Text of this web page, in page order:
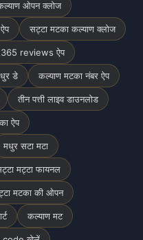
ओपन क्लोज
सट्टा मटका कल्याण क्लोज
reviews ऐप
डे कल्याण मटका नंबर ऐप
तीन पत्ती लाइव डाउनलोड
ऐप
मधुर सटा मटा
मट्टा फायनल
मटका की ओपन
कल्याण मट